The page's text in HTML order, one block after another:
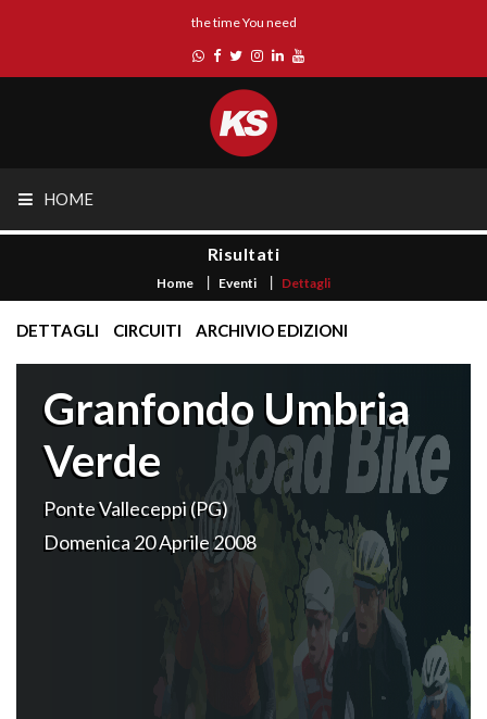
the time You need
HOME
Risultati
Home Eventi Dettagli
DETTAGLI CIRCUITI ARCHIVIO EDIZIONI
Granfondo Umbria
Verde
Ponte Valleceppi (PG)
Domenica 20 Aprile 2008